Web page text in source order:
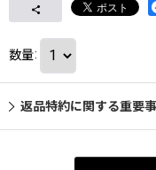
数量:
返品特約に関する重要